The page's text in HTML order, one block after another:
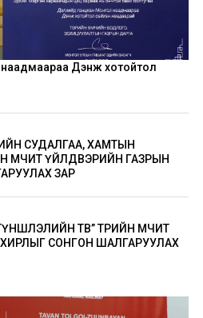
Дэнж хотойтол
СУДАЛГАА, ХАМТЫН
ӨМЧИТ ҮЙЛДВЭРИЙН ГАЗРЫН
ЗАР
ТӨВ” ТӨРИЙН ӨМЧИТ
СОНГОН ШАЛГАРУУЛАХ